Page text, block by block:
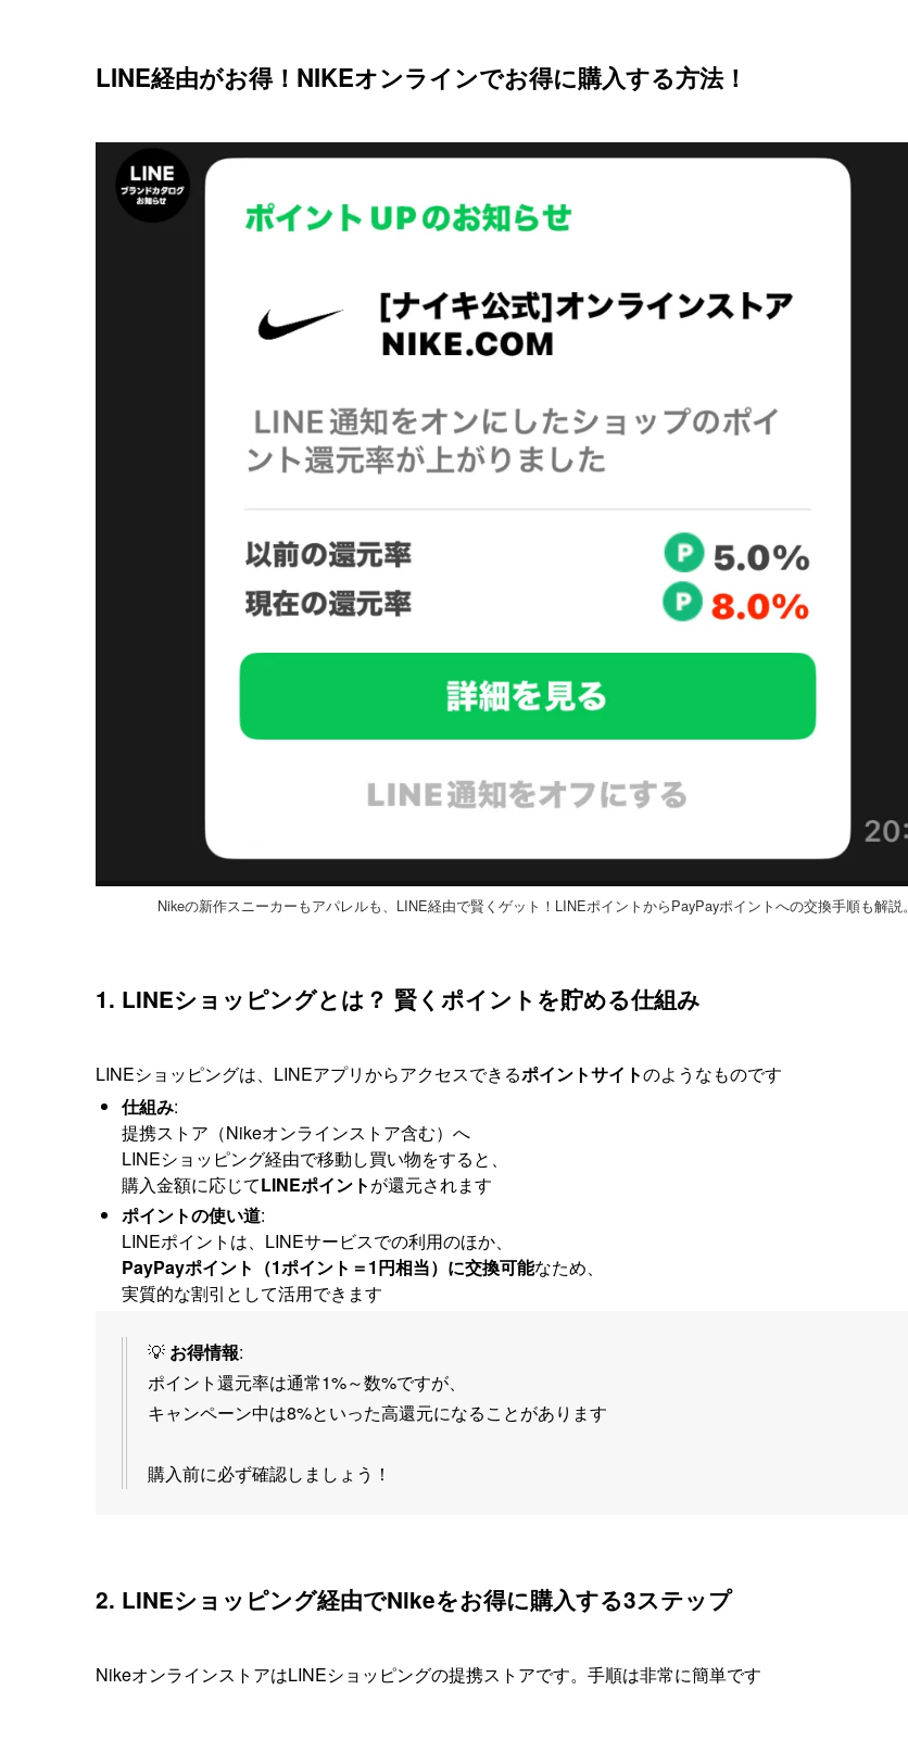
LINE経由がお得！NIKEオンラインでお得に購入する方法！
Nikeの新作スニーカーもアパレルも、LINE経由で賢くゲット！LINEポイントからPayPayポイントへの交換手順も解説。
1. LINEショッピングとは？ 賢くポイントを貯める仕組み
LINEショッピングは、LINEアプリからアクセスできるポイントサイトのようなものです
仕組み:
提携ストア（Nikeオンラインストア含む）へ
LINEショッピング経由で移動し買い物をすると、
購入金額に応じてLINEポイントが還元されます
ポイントの使い道:
LINEポイントは、LINEサービスでの利用のほか、
PayPayポイント（1ポイント＝1円相当）に交換可能なため、
実質的な割引として活用できます
💡 お得情報:
ポイント還元率は通常1%～数%ですが、
キャンペーン中は8%といった高還元になることがあります
購入前に必ず確認しましょう！
2. LINEショッピング経由でNikeをお得に購入する3ステップ
NikeオンラインストアはLINEショッピングの提携ストアです。手順は非常に簡単です